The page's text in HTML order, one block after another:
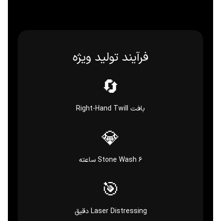
فرآیند تولید ویژه
🔄
بافت Right-Hand Twill
💎
Stone Wash 6 ساعته
🎯
Laser Distressing دقیق